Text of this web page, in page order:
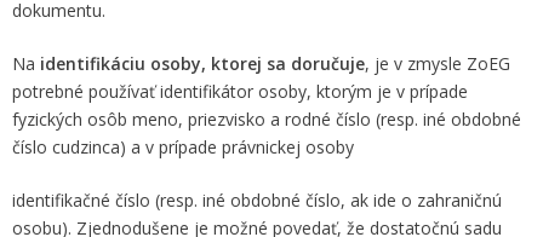
dokumentu.
Na identifikáciu osoby, ktorej sa doručuje, je v zmysle ZoEG
potrebné používať identifikátor osoby, ktorým je v prípade
fyzických osôb meno, priezvisko a rodné číslo (resp. iné obdobné
číslo cudzinca) a v prípade právnickej osoby
identifikačné číslo (resp. iné obdobné číslo, ak ide o zahraničnú
osobu). Zjednodušene je možné povedať, že dostatočnú sadu